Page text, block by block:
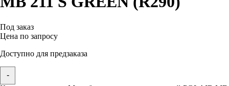
Под заказ
Цена по запросу
Доступно для предзаказа
-